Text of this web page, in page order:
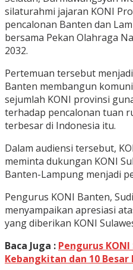
silaturahmi jajaran KONI
pencalonan Banten dan
bersama Pekan Olahraga
2032.
Pertemuan tersebut
Banten membangun
sejumlah KONI provinsi
terhadap pencalonan tuan
terbesar di Indonesia itu.
Dalam audiensi tersebut,
meminta dukungan KONI
Banten-Lampung menjadi
Pengurus KONI Banten,
menyampaikan apresiasi
yang diberikan KONI
Baca Juga : Pengurus
Kebangkitan dan 10 Besar